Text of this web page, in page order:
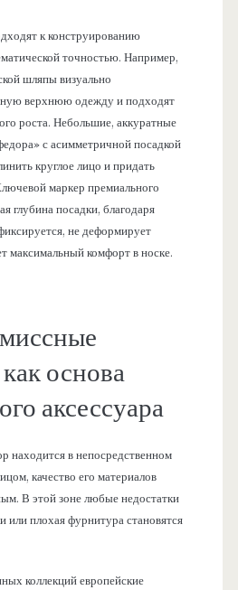
к конструированию
точностью. Например,
шляпы визуально
верхнюю одежду и подходят
роста. Небольшие, аккуратные
с асимметричной посадкой
круглое лицо и придать
маркер премиального
глубина посадки, благодаря
не деформирует
максимальный комфорт в носке.
основа
аксессуара
находится в непосредственном
качество его материалов
В этой зоне любые недостатки
или плохая фурнитура становятся
коллекций европейские